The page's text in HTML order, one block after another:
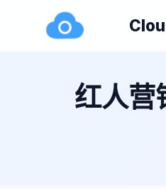
红人营